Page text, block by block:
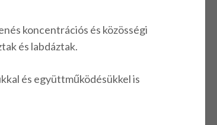
koncentrációs és közösségi
és labdáztak.
és együttműködésükkel is